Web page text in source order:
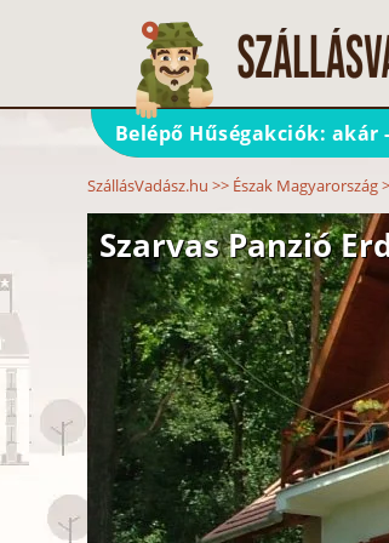
Belépő Hűségakciók: akár
SzállásVadász.hu >> Észak Magyarország
Szarvas Panzió